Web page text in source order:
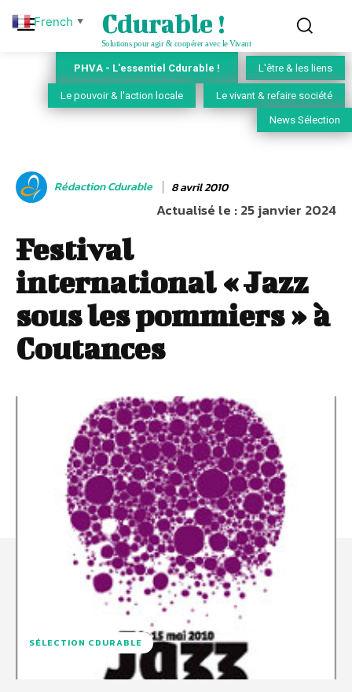
Cdurable !
Solutions pour agir & coopérer avec le Vivant
PHVA - L'essentiel Cdurable ! L'être & les liens
Le pouvoir & l'action locale Le vivant & refaire société
News Sélection
Rédaction Cdurable 8 avril 2010
Actualisé le :25 janvier 2024
Festival
international « Jazz
sous les pommiers » à
Coutances
SÉLECTION CDURABLE
French ▼